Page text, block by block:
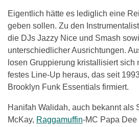
Eigentlich hätte es lediglich eine
geben sollen. Zu den
die DJs Jazzy Nice und Smash
unterschiedlicher Ausrichtungen.
losen Gruppierung kristallisiert sich
festes Line-Up heraus, das seit
Brooklyn Funk Essentials firmiert.
Hanifah Walidah, auch bekannt als
McKay, Raggamuffin-MC Papa Dee